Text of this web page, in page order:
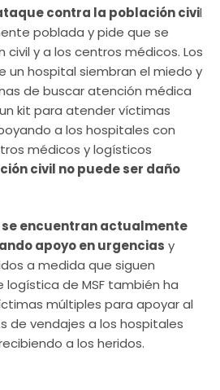
contra la población civil
poblada y pide que se
y a los centros médicos. Los
un hospital siembran el miedo y
de buscar atención médica
kit para atender víctimas
a los hospitales con
médicos y logísticos
civil no puede ser daño
se encuentran actualmente
apoyo en urgencias y
a medida que siguen
logística de MSF también ha
múltiples para apoyar al
de vendajes a los hospitales
a los heridos.